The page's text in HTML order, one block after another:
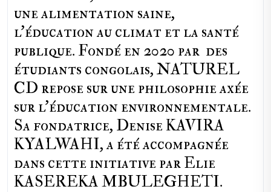
une alimentation saine,
l'éducation au climat et la santé
publique. Fondé en 2020 par des
étudiants congolais, NATUREL
CD repose sur une philosophie axée
sur l'éducation environnementale.
Sa fondatrice, Denise KAVIRA
KYALWAHI, a été accompagnée
dans cette initiative par Elie
KASEREKA MBULEGHETI.